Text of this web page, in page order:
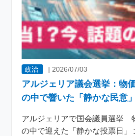
政治 | 2026/07/03
アルジェリア議会選挙：物
の中で響いた「静かな民意」
アルジェリアで国会議員選挙
の中で迎えた「静かな投票日」